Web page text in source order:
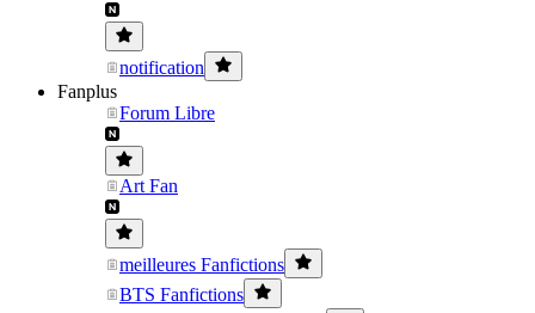
notification
Fanplus
Forum Libre
Art Fan
meilleures Fanfictions
BTS Fanfictions